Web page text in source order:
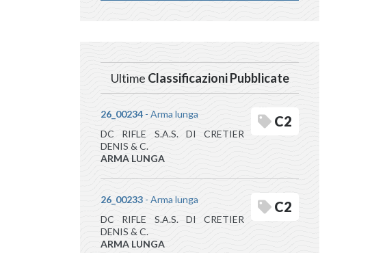
Ultime Classificazioni Pubblicate
26_00234 - Arma lunga
DC RIFLE S.A.S. DI CRETIER
DENIS & C.
ARMA LUNGA
C2
26_00233 - Arma lunga
DC RIFLE S.A.S. DI CRETIER
DENIS & C.
ARMA LUNGA
C2